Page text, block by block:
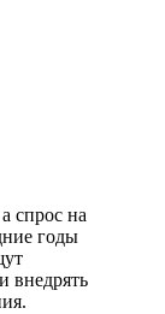
спрос на
годы
внедрять